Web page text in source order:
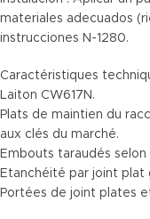
materiales adecuados
instrucciones N-1280.
Caractéristiques
Laiton CW617N.
Plats de maintien du
aux clés du marché.
Embouts taraudés selon
Etanchéité par joint plat
Portées de joint plates